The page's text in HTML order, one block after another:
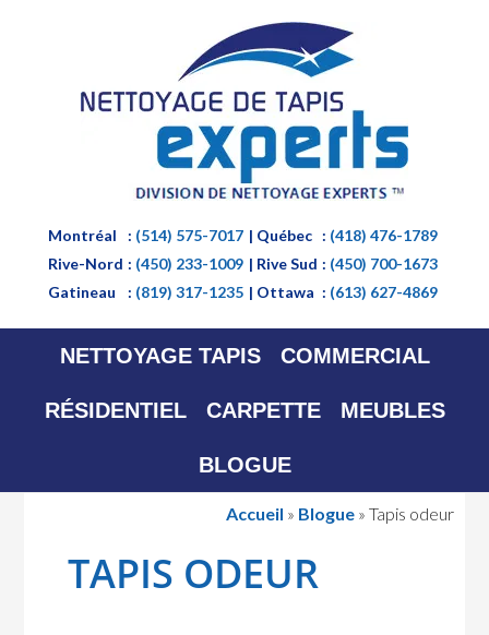
Montréal : (514) 575-7017 | Québec : (418) 476-1789
Rive-Nord : (450) 233-1009 | Rive Sud : (450) 700-1673
Gatineau
: (819) 317-1235 | Ottawa : (613) 627-4869
NETTOYAGE TAPIS COMMERCIAL
RÉSIDENTIEL CARPETTE MEUBLES
BLOGUE
Accueil » Blogue» Tapis odeur
TAPIS ODEUR